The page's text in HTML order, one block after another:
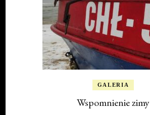
GALERIA
Wspomnienie zimy